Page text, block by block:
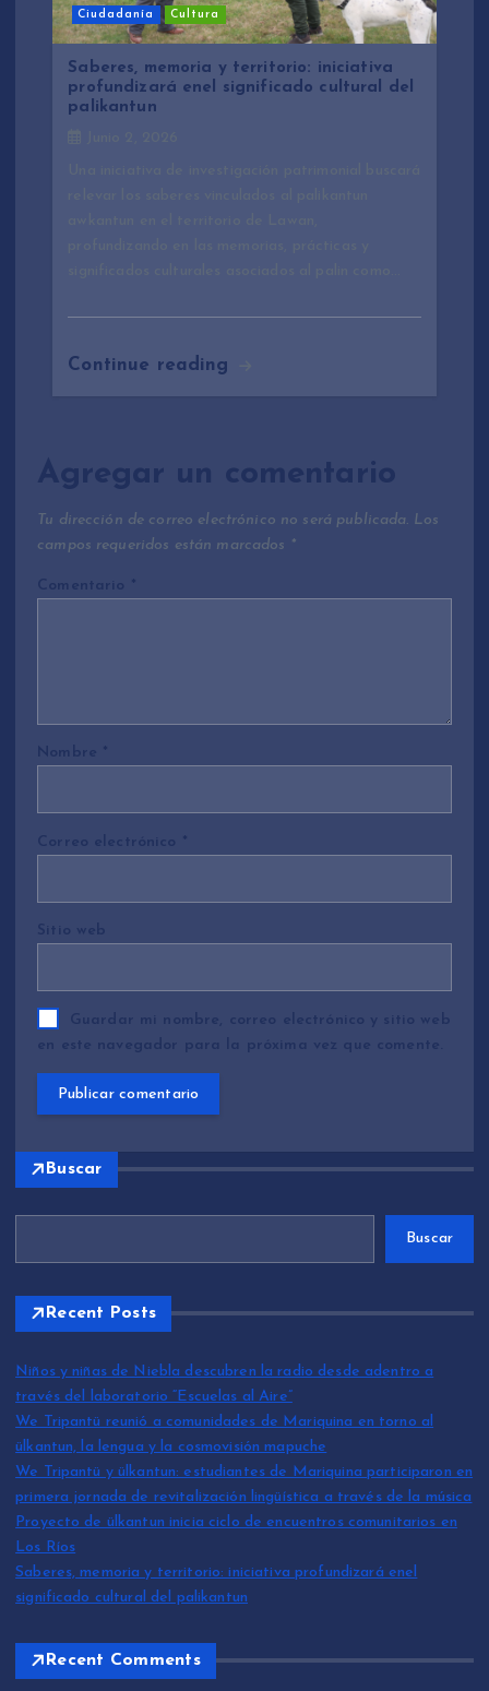
Ciudadanía Cultura
Saberes, memoria y territorio: iniciativa
profundizará enel significado cultural del
palikantun
Continue reading
Agregar un comentario
Tu dirección de correo electrónico no será publicada. Los
campos requeridos están marcados *
Comentario *
Nombre *
Correo electrónico *
Sitio web
Guardar mi nombre, correo electrónico y sitio web
en este navegador para la próxima vez que comente.
Buscar
Buscar
Recent Posts
Niños y niñas de Niebla descubren la radio desde adentro a
través del laboratorio “Escuelas al Aire”
We Tripantü reunió a comunidades de Mariquina en torno al
ülkantun, la lengua y la cosmovisión mapuche
We Tripantü y ülkantun: estudiantes de Mariquina participaron en
primera jornada de revitalización lingüística a través de la música
Proyecto de ülkantun inicia ciclo de encuentros comunitarios en
Los Ríos
Saberes, memoria y territorio: iniciativa profundizará enel
significado cultural del palikantun
Recent Comments